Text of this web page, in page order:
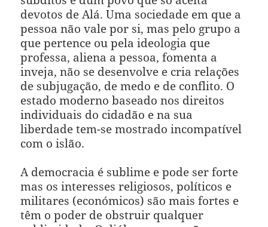
devotos de Alá. Uma sociedade em que a
pessoa não vale por si, mas pelo grupo a
que pertence ou pela ideologia que
professa, aliena a pessoa, fomenta a
inveja, não se desenvolve e cria relações
de subjugação, de medo e de conflito. O
estado moderno baseado nos direitos
individuais do cidadão e na sua
liberdade tem-se mostrado incompatível
com o islão.
A democracia é sublime e pode ser forte
mas os interesses religiosos, políticos e
militares (económicos) são mais fortes e
têm o poder de obstruir qualquer